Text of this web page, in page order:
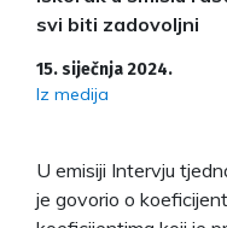
svi biti zadovoljni
15. siječnja 2024.
Iz medija
U emisiji Intervju
je govorio o